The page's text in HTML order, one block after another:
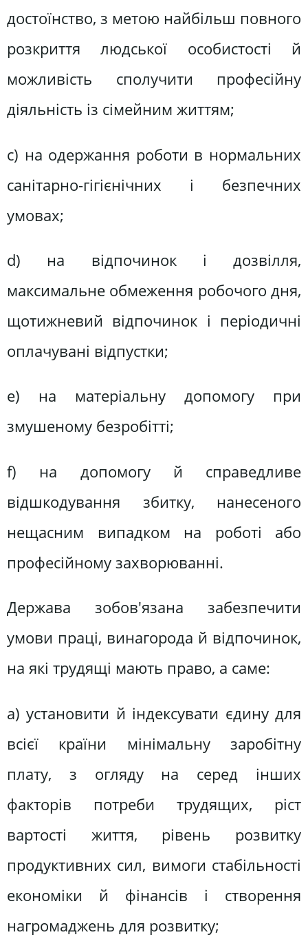
достоїнство, з метою найбільш повного
розкриття людської особистості й
можливість сполучити професійну
діяльність із сімейним життям;
с) на одержання роботи в нормальних
санітарно-гігієнічних і безпечних
умовах;
d) на відпочинок і дозвілля,
максимальне обмеження робочого дня,
щотижневий відпочинок і періодичні
оплачувані відпустки;
е) на матеріальну допомогу при
змушеному безробітті;
f) на допомогу й справедливе
відшкодування збитку, нанесеного
нещасним випадком на роботі або
професійному захворюванні.
Держава зобов'язана забезпечити
умови праці, винагорода й відпочинок,
на які трудящі мають право, а саме:
а) установити й індексувати єдину для
всієї країни мінімальну заробітну
плату, з огляду на серед інших
факторів потреби трудящих, ріст
вартості життя, рівень розвитку
продуктивних сил, вимоги стабільності
економіки й фінансів і створення
нагромаджень для розвитку;